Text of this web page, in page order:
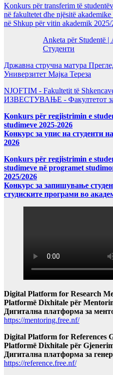
Konkurs për transferim të
në fakultetet dhe njësitë
në Shkup për vitin akademik
Anketa për Studentë |
Студенти
Државна стручна матура
Универзитет Мајка Тереза
NJOFTIM - Fakultetit të
ИЗВЕСТУВАЊЕ - Факултетот за
Konkurs për regjistrimin e
studimeve 2025-2026
Конкурс за упис на студенти
2026
Konkurs për regjistrimin e
studimeve në programet
2025/2026
Конкурс за запишување
студиските програми во
Digital Platform for Research
Platformë Dixhitale për
Дигитална платформа за
https://mentoring.free.nf/
Digital Platform for References
Platformë Dixhitale për
Дигитална платформа за
https://reference.free.nf/